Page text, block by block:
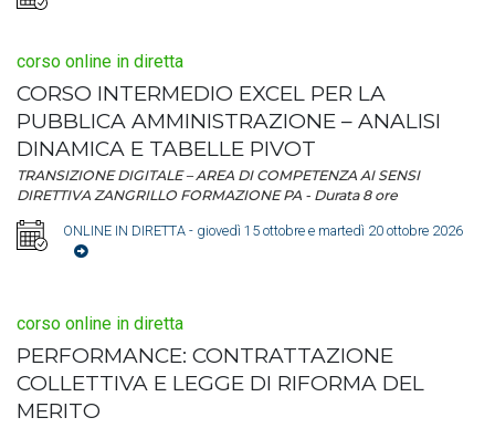
corso online in diretta
CORSO INTERMEDIO EXCEL PER LA
PUBBLICA AMMINISTRAZIONE – ANALISI
DINAMICA E TABELLE PIVOT
TRANSIZIONE DIGITALE – AREA DI COMPETENZA AI SENSI
DIRETTIVA ZANGRILLO FORMAZIONE PA - Durata 8 ore
ONLINE IN DIRETTA - giovedì 15 ottobre e martedì 20 ottobre 2026
corso online in diretta
PERFORMANCE: CONTRATTAZIONE
COLLETTIVA E LEGGE DI RIFORMA DEL
MERITO